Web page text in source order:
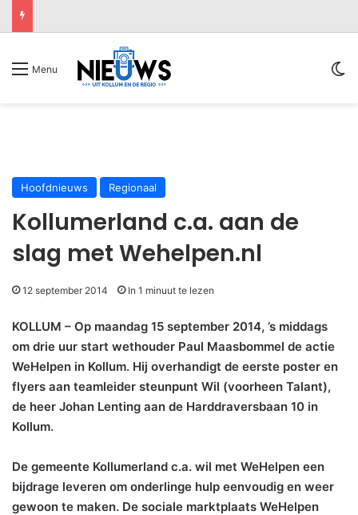
Menu
Hoofdnieuws Regionaal
Kollumerland c.a. aan de
slag met Wehelpen.nl
12 september 2014 In 1 minuut te lezen
KOLLUM – Op maandag 15 september 2014, ’s middags
om drie uur start wethouder Paul Maasbommel de actie
WeHelpen in Kollum. Hij overhandigt de eerste poster en
flyers aan teamleider steunpunt Wil (voorheen Talant),
de heer Johan Lenting aan de Harddraversbaan 10 in
Kollum.
De gemeente Kollumerland c.a. wil met WeHelpen een
bijdrage leveren om onderlinge hulp eenvoudig en weer
gewoon te maken. De sociale marktplaats WeHelpen